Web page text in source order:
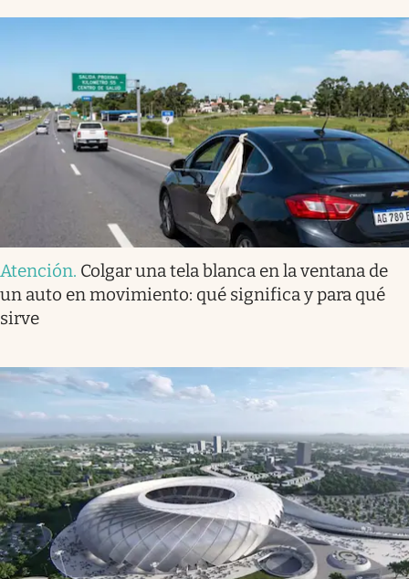
Atención. Colgar una tela blanca en la ventana de
un auto en movimiento: qué significa y para qué
sirve